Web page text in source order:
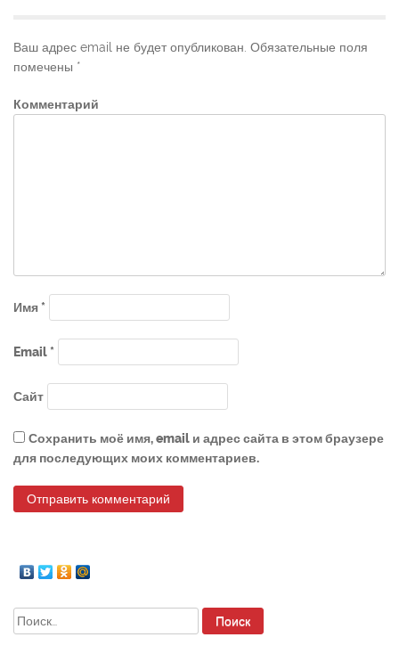
Ваш адрес email не будет опубликован. Обязательные поля
помечены *
Комментарий
Имя*
Email*
Сайт
Сохранить моё имя, email и адрес сайта в этом браузере
для последующих моих комментариев.
Найти: